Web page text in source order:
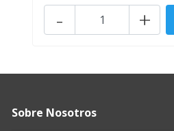
+
-
Sobre Nosotros